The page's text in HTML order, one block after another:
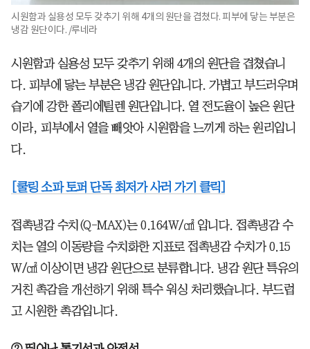
시원함과 실용성 모두 갖추기 위해 4개의 원단을 겹쳤다. 피부에 닿는 부분은
냉감 원단이다. /루네라
시원함과 실용성 모두 갖추기 위해 4개의 원단을 겹쳤습니
다. 피부에 닿는 부분은 냉감 원단입니다. 가볍고 부드러우며
습기에 강한 폴리에틸렌 원단입니다. 열 전도율이 높은 원단
이라, 피부에서 열을 빼앗아 시원함을 느끼게 하는 원리입니
다.
[쿨링 소파 토퍼 단독 최저가 사러 가기 클릭]
접촉냉감 수치(Q-MAX)는 0.164W/㎠ 입니다. 접촉냉감 수
치는 열의 이동량을 수치화한 지표로 접촉냉감 수치가 0.15
W/㎠ 이상이면 냉감 원단으로 분류합니다. 냉감 원단 특유의
거친 촉감을 개선하기 위해 특수 워싱 처리했습니다. 부드럽
고 시원한 촉감입니다.